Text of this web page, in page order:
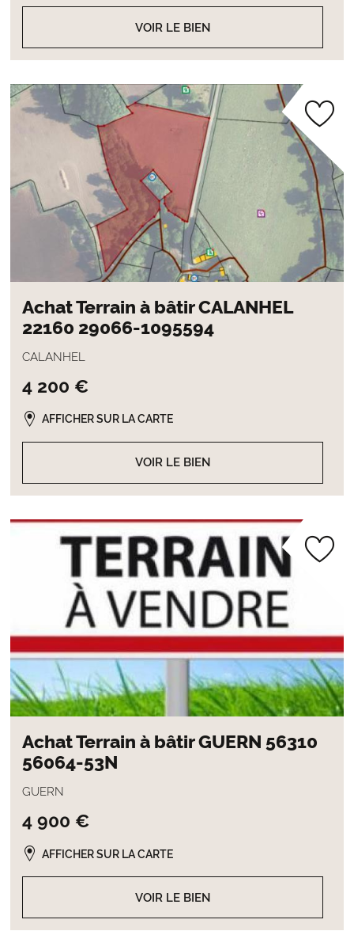
VOIR LE BIEN
Achat Terrain à bâtir CALANHEL
22160 29066-1095594
CALANHEL
4 200 €
VOIR LE BIEN
AFFICHER SUR LA CARTE
Achat Terrain à bâtir GUERN 56310
56064-53N
GUERN
4 900 €
VOIR LE BIEN
AFFICHER SUR LA CARTE